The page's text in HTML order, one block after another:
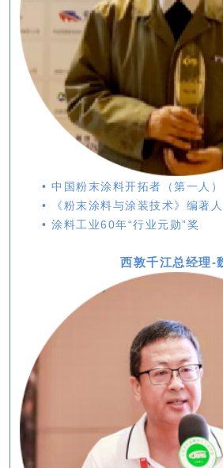
• 中国粉末涂料开拓者（第一人）
• 《粉末涂料与涂装技术》编著人
• 涂料工业60年“行业元勋”奖
西敦千江总经理-